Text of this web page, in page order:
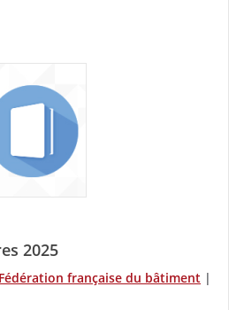
2025
Fédération française du bâtiment |